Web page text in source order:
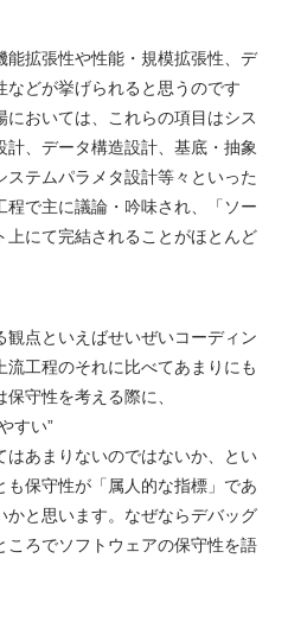
拡張性や性能・規模拡張性、デ
どが挙げられると思うのです
おいては、これらの項目はシス
、データ構造設計、基底・抽象
テムパラメタ設計等々といった
で主に議論・吟味され、「ソー
上にて完結されることがほとんど
点といえばせいぜいコーディン
工程のそれに比べてあまりにも
守性を考える際に、
すい”
はあまりないのではないか、とい
も保守性が「属人的な指標」であ
かと思います。なぜならデバッグ
ころでソフトウェアの保守性を語